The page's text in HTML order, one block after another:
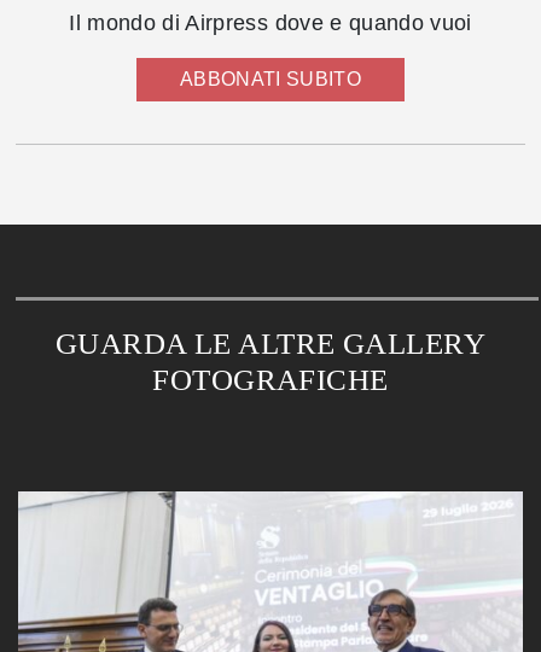
Il mondo di Airpress dove e quando vuoi
ABBONATI SUBITO
GUARDA LE ALTRE GALLERY
FOTOGRAFICHE